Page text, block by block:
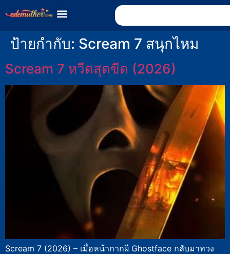
ป้ายกำกับ: Scream 7 สนุกไหม
Scream 7 หวีดสุดขีด (2026)
Scream 7 (2026) – เมื่อหน้ากากผี Ghostface กลับมาทวง